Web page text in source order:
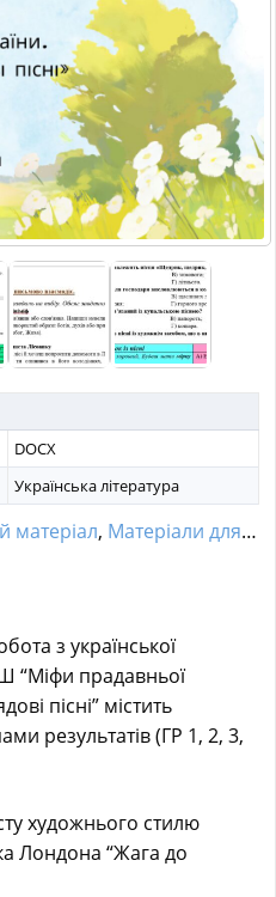
DOCX
Українська література
матеріал, Матеріали для НУШ
з української
“Міфи прадавньої
пісні” містить
результатів (ГР 1, 2, 3,
художнього стилю
Лондона “Жага до